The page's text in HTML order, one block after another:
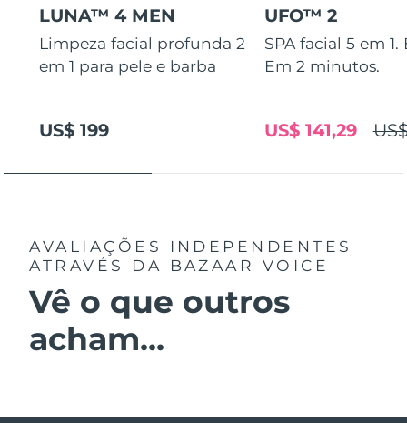
LUNA™ 4 MEN
Limpeza facial profunda 2
em 1 para pele e barba
US$ 199
UFO™ 2
SPA facial 5 em 1.
Em 2 minutos.
US$ 141,29
AVALIAÇÕES INDEPENDENTES
ATRAVÉS DA BAZAAR VOICE
Vê o que outros
acham...